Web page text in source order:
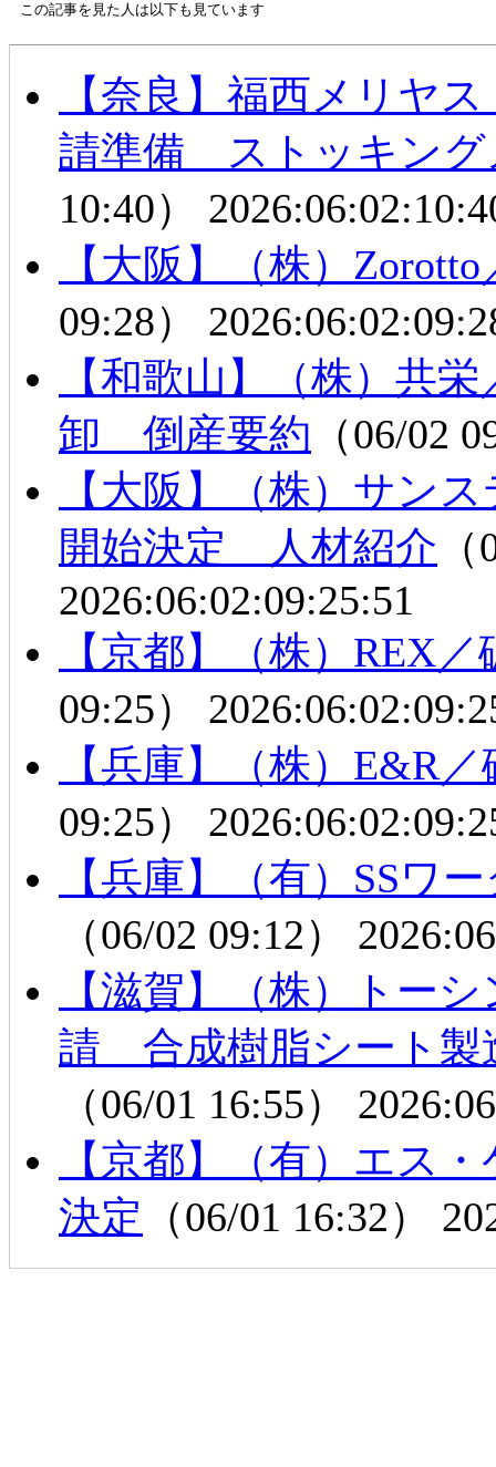
この記事を見た人は以下も見ています
【奈良】福西メリヤ
請準備 ストッキン
10:40）
【大阪】（株）
09:28）
【和歌山】（株）共
卸 倒産要約 （06/02
【大阪】（株）サン
開始決定 人材紹介
2026:06:02:09:25:51
【京都】（株）REX
09:25）
【兵庫】（株）E&R
09:25）
【兵庫】（有）SSワ
（06/02 09:12）
【滋賀】（株）トー
請 合成樹脂シート
（06/01 16:55）
【京都】（有）エス
決定 （06/01 16:32）